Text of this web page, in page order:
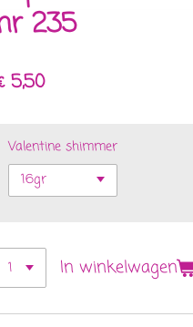
235
5,50
Valentine shimmer
In winkelwagen